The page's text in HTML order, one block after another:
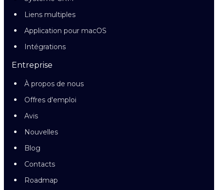
Liens multiples
Application pour macOS
Intégrations
Entreprise
À propos de nous
Offres d'emploi
Avis
Nouvelles
Blog
Contacts
Roadmap